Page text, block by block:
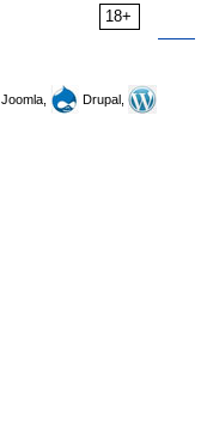
18+
Joomla,
Drupal,